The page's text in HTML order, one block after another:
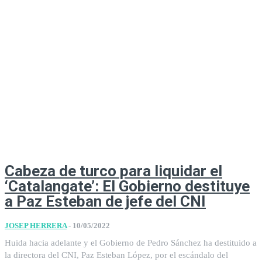
Cabeza de turco para liquidar el
‘Catalangate’: El Gobierno destituye
a Paz Esteban de jefe del CNI
JOSEP HERRERA - 10/05/2022
Huida hacia adelante y el Gobierno de Pedro Sánchez ha destituido a
la directora del CNI, Paz Esteban López, por el escándalo del